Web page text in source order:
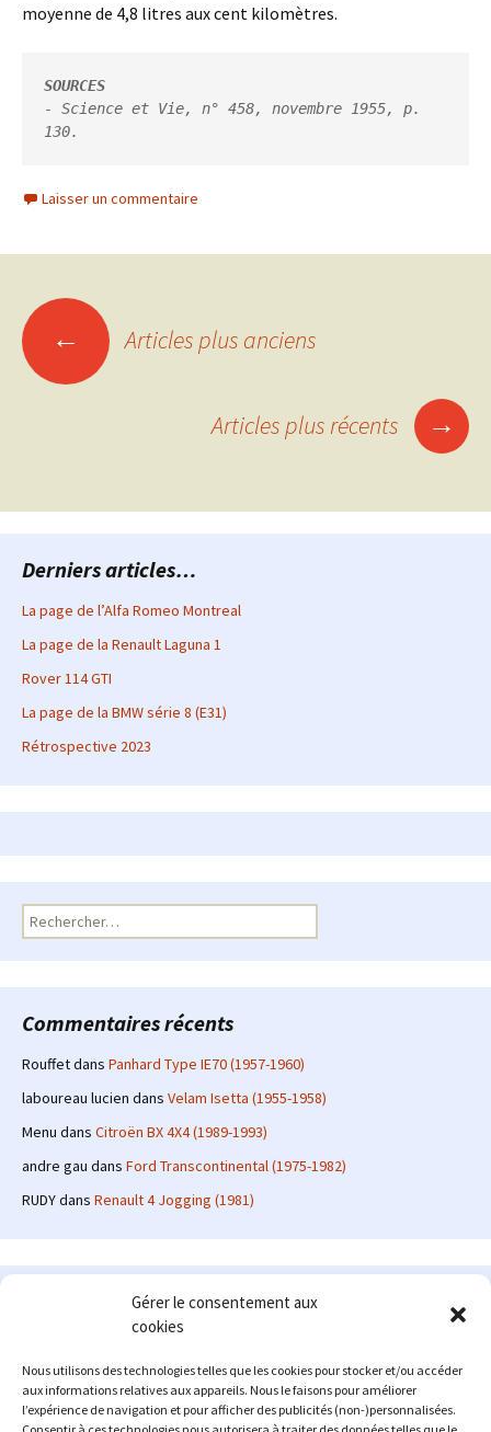
Gérer le consentement aux
cookies
Nous utilisons des technologies telles que les cookies pour stocker et/ou accéder
aux informations relatives aux appareils. Nous le faisons pour améliorer
l’expérience de navigation et pour afficher des publicités (non-)personnalisées.
moyenne de 4,8 litres aux cent kilomètres.
SOURCES
- Science et Vie, n° 458, novembre 1955, p.
130.
Laisser un commentaire
Navigation
des
← Articles plus anciens
Articles plus récents →
Derniers articles…
La page de l’Alfa Romeo Montreal
La page de la Renault Laguna 1
Rover 114 GTI
La page de la BMW série 8 (E31)
Rétrospective 2023
Rechercher :
Commentaires récents
Rouffetdans Panhard Type IE70 (1957-1960)
laboureau lucien dans Velam Isetta (1955-1958)
Menu dans Citroën BX 4X4 (1989-1993)
andre gau dans Ford Transcontinental (1975-1982)
RUDYdans Renault 4 Jogging (1981)
Le site en quelques mots
: passionné d'automobile ancienne depuis de
internet à partir de 2009 au travers d'un blog qui a connu un relatif
succès. Fin 2013, je décide de prendre mon autonomie et me lancer